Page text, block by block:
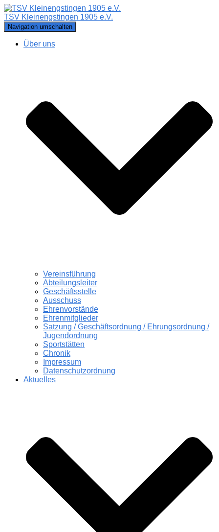
TSV Kleinengstingen 1905 e.V.
Navigation umschalten
Über uns
Vereinsführung
Abteilungsleiter
Geschäftsstelle
Ausschuss
Ehrenvorstände
Ehrenmitglieder
Satzung / Geschäftsordnung / Ehrungsordnung /
Jugendordnung
Sportstätten
Chronik
Impressum
Datenschutzordnung
Aktuelles